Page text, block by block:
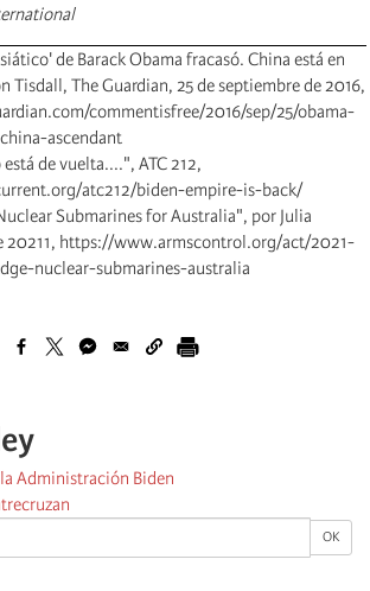
OK
de Barack Obama fracasó. China está en
Tisdall, The Guardian, 25 de septiembre de 2016,
commentisfree/2016/sep/25/obama-
ascendant
de vuelta....", ATC 212,
atc212/biden-empire-is-back/
Submarines for Australia", por Julia
20211, https://www.armscontrol.org/act/2021-
nuclear-submarines-australia
Administración Biden